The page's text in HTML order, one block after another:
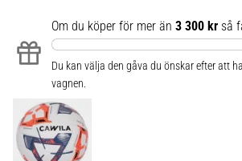
Visa
Om du köper för mer än 3 300 kr så
Du kan välja den gåva du önskar efter att
vagnen.